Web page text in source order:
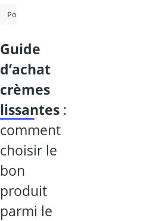
Pommade à base de mousse
guide
d’achat
crèmes
lissantes :
comment
choisir le
bon
produit
parmi le